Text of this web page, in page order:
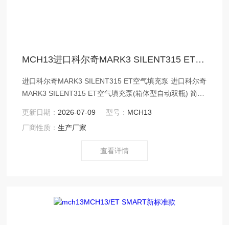
MCH13进口科尔奇MARK3 SILENT315 ET空气填充泵
进口科尔奇MARK3 SILENT315 ET空气填充泵 进口科尔奇
MARK3 SILENT315 ET空气填充泵(箱体型自动双瓶) 简要
缩空气技术要求》和“E“标准、欧洲“EN12021“呼吸空气标
准。MARK3 315ET呼吸空气充填泵是COLTRI 产品，具有
更新日期： 2026-07-09 型号： MCH13
厂商性质：生产厂家
查看详情